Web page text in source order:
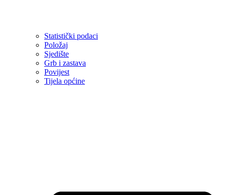
Statistički podaci
Položaj
Sjedište
Grb i zastava
Povijest
Tijela općine